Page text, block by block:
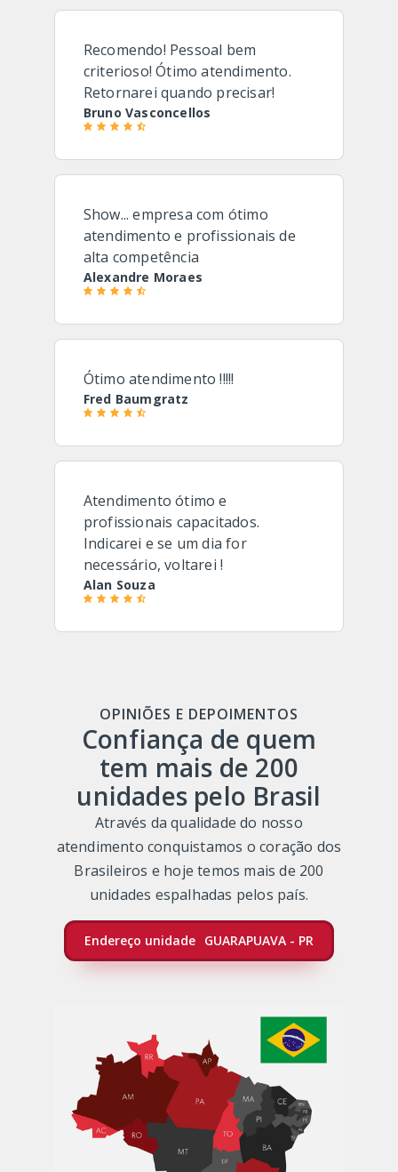
Recomendo! Pessoal bem
criterioso! Ótimo atendimento.
Retornarei quando precisar!
Bruno Vasconcellos
Show... empresa com ótimo
atendimento e profissionais de
alta competência
Alexandre Moraes
Ótimo atendimento !!!!!
Fred Baumgratz
Atendimento ótimo e
profissionais capacitados.
Indicarei e se um dia for
necessário, voltarei !
Alan Souza
OPINIÕES E DEPOIMENTOS
Confiança de quem
tem mais de 200
unidades pelo Brasil
Através da qualidade do nosso
atendimento conquistamos o coração dos
Brasileiros e hoje temos mais de 200
unidades espalhadas pelos país.
Endereço unidade GUARAPUAVA - PR